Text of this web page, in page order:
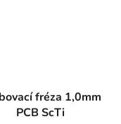
fréza 1,0mm
PCB ScTi